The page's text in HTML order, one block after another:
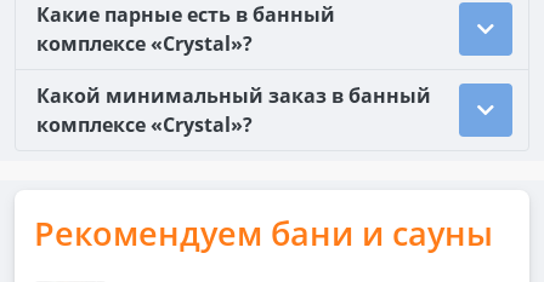
Какие парные есть в банный
комплексе «Crystal»?
Какой минимальный заказ в банный
комплексе «Crystal»?
Рекомендуем бани и сауны